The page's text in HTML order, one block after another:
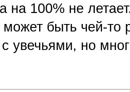
100% не
может быть чей-
увечьями, но